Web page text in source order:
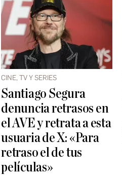
CINE, TV Y SERIES
Santiago Segura
denuncia retrasos en
el AVE y retrata a esta
usuaria de X: «Para
retraso el de tus
películas»